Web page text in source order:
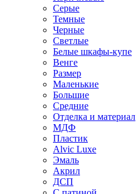
Серые
Темные
Черные
Светлые
Белые шкафы-купе
Венге
Размер
Маленькие
Большие
Средние
Отделка и материал
МДФ
Пластик
Alvic Luxe
Эмаль
Акрил
ДСП